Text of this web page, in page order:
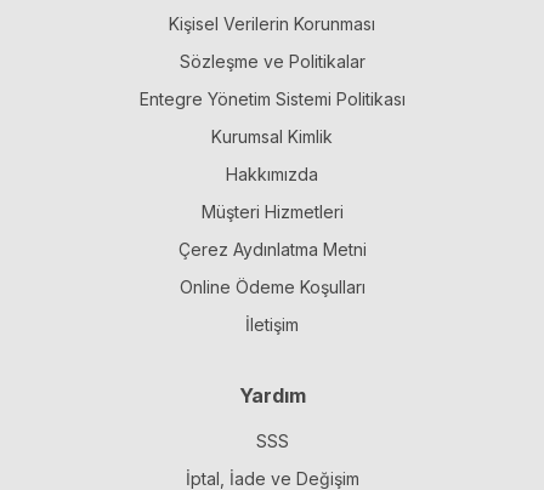
Kişisel Verilerin Korunması
Sözleşme ve Politikalar
Entegre Yönetim Sistemi Politikası
Kurumsal Kimlik
Hakkımızda
Müşteri Hizmetleri
Çerez Aydınlatma Metni
Online Ödeme Koşulları
İletişim
Yardım
SSS
İptal, İade ve Değişim